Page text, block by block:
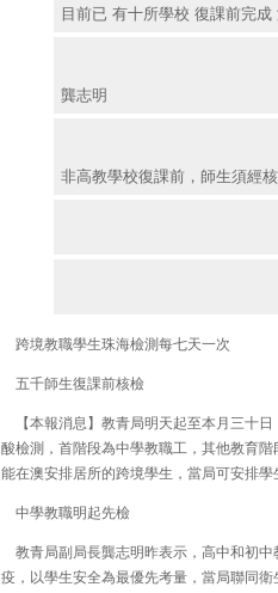
目前已 有十所學校 復課前完成
龔志明
非高教學校復課前，師生須經核
跨境教職學生珠海檢測每七天一次
五千師生復課前核檢
【本報消息】教青局明天起至本月三十日
酸檢測，首階段為中學教職工，其他教育
能在澳安排居所的跨境學生，當局可安排學
中學教職明起先檢
教青局副局長龔志明昨表示，高中和初中
疫，以學生安全為最優先考量，當局聯同